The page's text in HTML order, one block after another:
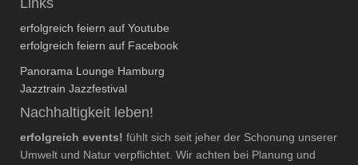
Links
erfolgreich feiern auf Youtube
erfolgreich feiern auf Facebook
Panorama Lounge Hamburg
Jazztrain Jazzfestival
Nachhaltigkeit leben!
erfolgreich events! fühlt sich seit jeher der Schonung unserer
Umwelt und Natur verpflichtet. Wir achten bei Planung und